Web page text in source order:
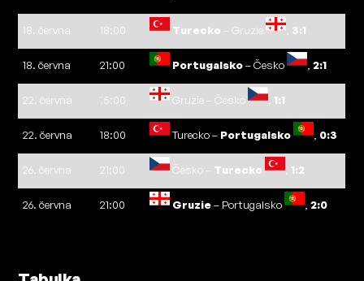
18. června 18:00 Turecko – Gruzie 3:1
18. června 21:00 Portugalsko– Česko ,2:1
22. června 15:00 Gruzie – Česko 1:1
22. června 18:00 Turecko – Portugalsko 0:3
26. června 21:00 Česko – Turecko 1:2
26. června 21:00 Gruzie– Portugalsko ,2:0